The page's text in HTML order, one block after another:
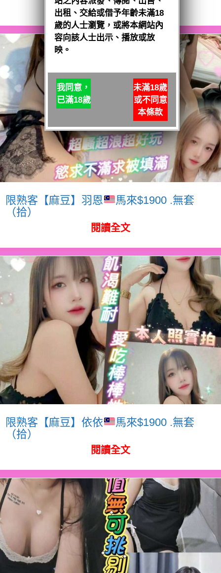
閱讀全文
限熟客【麻豆】羽恩
馬來$1900 .無套
（拾）
閱讀全文
限熟客【麻豆】依依
馬來$1900 .無套
（拾）
閱讀全文
出租、交給或借予年齡未滿18
歲的人士瀏覽，或將本網站內
容向該人士出示、播放或放
映。
我同意，
已滿18歲
未滿18歲
或不同意
本條款